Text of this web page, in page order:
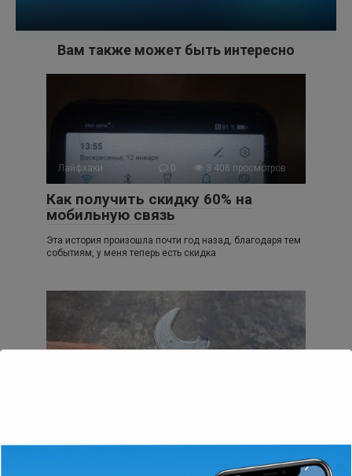
Вам также может быть интересно
Лайфхаки 0 3 408 просмотров
Как получить скидку 60% на
мобильную связь
Эта история произошла почти год назад, благодаря тем
событиям, у меня теперь есть скидка
Всем привет! Представляю вашему вниманию доработку
гаечного ключа, которая работает на сто процентов, хоть